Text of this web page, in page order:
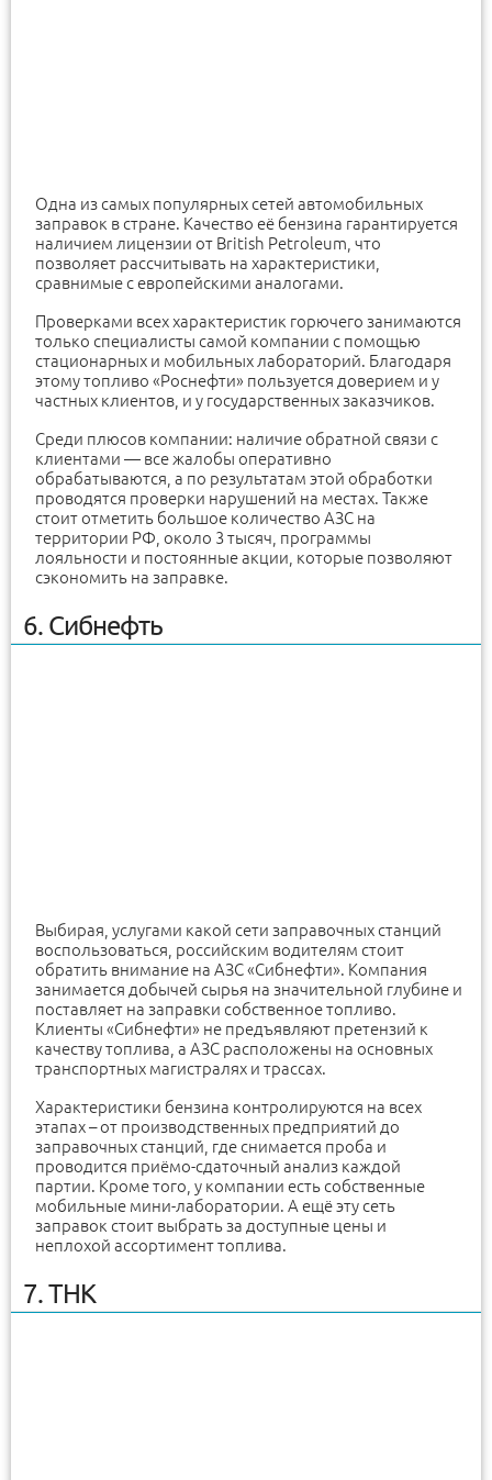
Одна из самых популярных сетей автомобильных
заправок в стране. Качество её бензина гарантируется
наличием лицензии от British Petroleum, что
позволяет рассчитывать на характеристики,
сравнимые с европейскими аналогами.
Проверками всех характеристик горючего занимаются
только специалисты самой компании с помощью
стационарных и мобильных лабораторий. Благодаря
этому топливо «Роснефти» пользуется доверием и у
частных клиентов, и у государственных заказчиков.
Среди плюсов компании: наличие обратной связи с
клиентами — все жалобы оперативно
обрабатываются, а по результатам этой обработки
проводятся проверки нарушений на местах. Также
стоит отметить большое количество АЗС на
территории РФ, около 3 тысяч, программы
лояльности и постоянные акции, которые позволяют
сэкономить на заправке.
6. Сибнефть
Выбирая, услугами какой сети заправочных станций
воспользоваться, российским водителям стоит
обратить внимание на АЗС «Сибнефти». Компания
занимается добычей сырья на значительной глубине и
поставляет на заправки собственное топливо.
Клиенты «Сибнефти» не предъявляют претензий к
качеству топлива, а АЗС расположены на основных
транспортных магистралях и трассах.
Характеристики бензина контролируются на всех
этапах – от производственных предприятий до
заправочных станций, где снимается проба и
проводится приёмо-сдаточный анализ каждой
партии. Кроме того, у компании есть собственные
мобильные мини-лаборатории. А ещё эту сеть
заправок стоит выбрать за доступные цены и
неплохой ассортимент топлива.
7. ТНК